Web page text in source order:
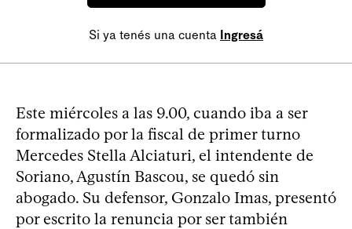
Si ya tenés una cuenta Ingresá
Este miércoles a las 9.00, cuando iba a ser
formalizado por la fiscal de primer turno
Mercedes Stella Alciaturi, el intendente de
Soriano, Agustín Bascou, se quedó sin
abogado. Su defensor, Gonzalo Imas, presentó
por escrito la renuncia por ser también